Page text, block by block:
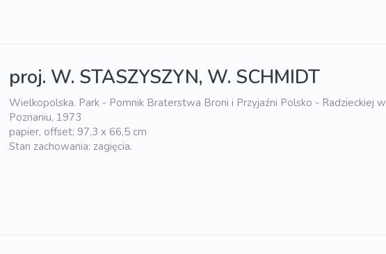
proj. W. STASZYSZYN, W. SCHMIDT
Wielkopolska. Park - Pomnik Braterstwa Broni i Przyjaźni Polsko - Radzieckiej w
Poznaniu, 1973
papier, offset; 97,3 x 66,5 cm
Stan zachowania: zagięcia.